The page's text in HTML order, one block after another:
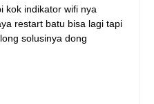
kok indikator wifi nya
restart batu bisa lagi tapi
solusinya dong